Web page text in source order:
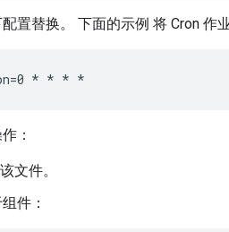
置替换。 下面的示例 将 Cron 作
* * * *
：
文件。
件：